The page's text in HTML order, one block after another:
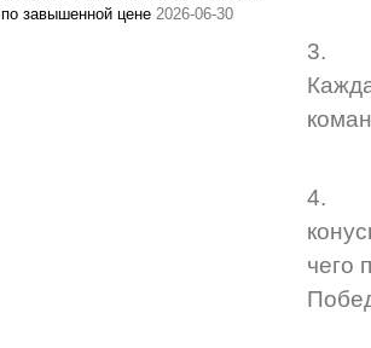
по завышенной цене 2026-06-30
3.
4.
чего